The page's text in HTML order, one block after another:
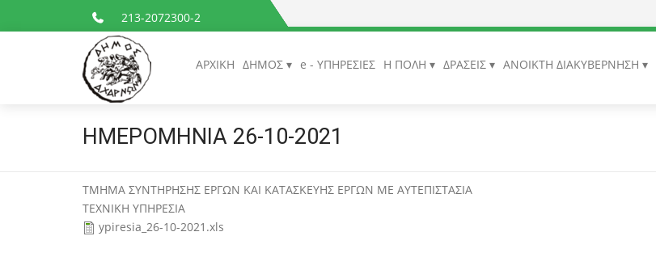
213-2072300-2
ΑΡΧΙΚΗ ΔΗΜΟΣ e - ΥΠΗΡΕΣΙΕΣ Η ΠΟΛΗ ΔΡΑΣΕΙΣ ΑΝΟΙΚΤΗ ΔΙΑΚΥΒΕΡΝΗΣΗ
ΗΜΕΡΟΜΗΝΙΑ 26-10-2021
ΤΜΗΜΑ ΣΥΝΤΗΡΗΣΗΣ ΕΡΓΩΝ ΚΑΙ ΚΑΤΑΣΚΕΥΗΣ ΕΡΓΩΝ ΜΕ ΑΥΤΕΠΙΣΤΑΣΙΑ
ΤΕΧΝΙΚΗ ΥΠΗΡΕΣΙΑ
ypiresia_26-10-2021.xls